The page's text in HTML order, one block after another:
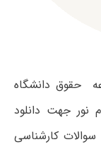
ارشد ۱۳۹۲ مجموعه حقوق دانشگاه
نور جهت دانلود
سوالات کارشناسی